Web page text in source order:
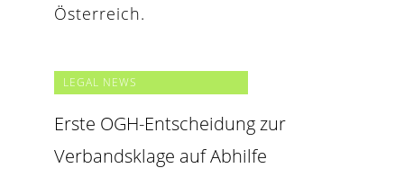
Österreich.
LEGAL NEWS
Erste OGH-Entscheidung zur
Verbandsklage auf Abhilfe